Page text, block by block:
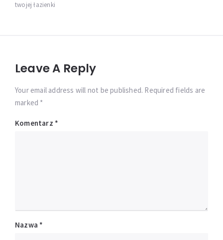
twojej łazienki
Leave A Reply
Your email address will not be published. Required fields are
marked *
Komentarz *
Nazwa *